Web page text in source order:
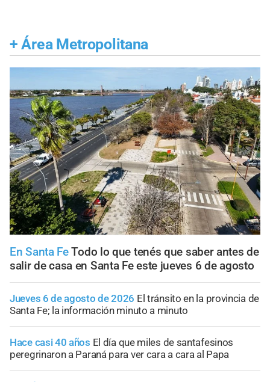
+ Área Metropolitana
En Santa Fe Todo lo que tenés que saber antes de
salir de casa en Santa Fe este jueves 6 de agosto
Jueves 6 de agosto de 2026 El tránsito en la provincia de
Santa Fe; la información minuto a minuto
Hace casi 40 años El día que miles de santafesinos
peregrinaron a Paraná para ver cara a cara al Papa